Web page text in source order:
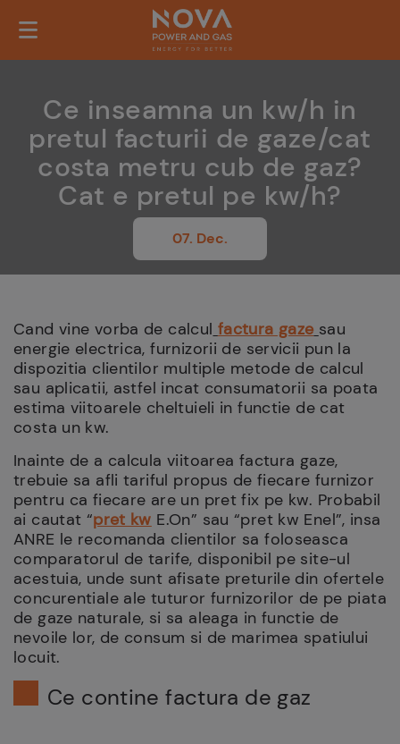
Ce inseamna un kw/h in
pretul facturii de gaze/cat
costa metru cub de gaz?
Cat e pretul pe kw/h?
07. Dec.
Cand vine vorba de calcul factura gaze sau
energie electrica, furnizorii de servicii pun la
dispozitia clientilor multiple metode de calcul
sau aplicatii, astfel incat consumatorii sa poata
estima viitoarele cheltuieli in functie de cat
costa un kw.
Inainte de a calcula viitoarea factura gaze,
trebuie sa afli tariful propus de fiecare furnizor
pentru ca fiecare are un pret fix pe kw. Probabil
ai cautat “pret kw E.On” sau “pret kw Enel”, insa
ANRE le recomanda clientilor sa foloseasca
comparatorul de tarife, disponibil pe site-ul
acestuia, unde sunt afisate preturile din ofertele
concurentiale ale tuturor furnizorilor de pe piata
de gaze naturale, si sa aleaga in functie de
nevoile lor, de consum si de marimea spatiului
locuit.
Ce contine factura de gaz